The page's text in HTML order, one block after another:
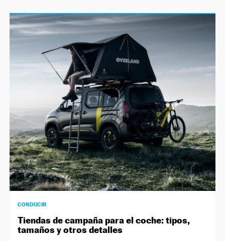
CONDUCIR
Tiendas de campaña para el coche: tipos,
tamaños y otros detalles